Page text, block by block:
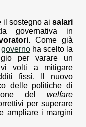
il sostegno aisalari
governativa in
. Come già
governo ha scelto la
per varare un
volti a mitigare
fissi. Il nuovo
delle politiche di
del welfare
per superare
ampliare i margini